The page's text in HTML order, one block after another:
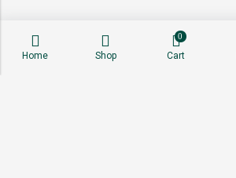
Home Shop
0
Cart